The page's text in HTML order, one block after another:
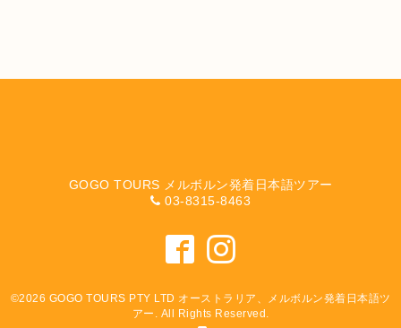
GOGO TOURS メルボルン発着日本語ツアー
03-8315-8463
©2026 GOGO TOURS PTY LTD オーストラリア、メルボルン発着日本語ツ
アー . All Rights Reserved.